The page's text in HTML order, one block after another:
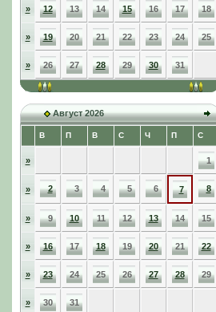
» 12 13 14 15 16 17 18
» 19 20 21 22 23 24 25
» 26 27 28 29 30 31
Август 2026
В П В С Ч П С
» 1
» 2 3 4 5 6 7 8
» 9 10 11 12 13 14 15
» 16 17 18 19 20 21 22
» 23 24 25 26 27 28 29
» 30 31